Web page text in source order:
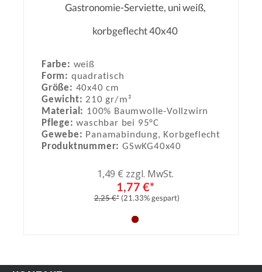
Durchschnittliche Bewertung von
Gastronomie-Serviette, uni weiß,
korbgeflecht 40x40
Farbe: weiß
Form: quadratisch
Größe: 40x40 cm
Gewicht:210 gr/m²
Material: 100% Baumwolle-Vollzwirn
Pflege:waschbar bei 95°C
Gewebe: Panamabindung, Korbgeflecht
Produktnummer: GSwKG40x40
1,49 € zzgl. MwSt.
1,77 €*
2,25 €* (21.33% gespart)